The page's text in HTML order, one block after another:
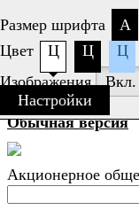
Размер шрифта А
Цвет Ц Ц
Ц
Изображения Вкл.
Настройки
63-77-26
г. Тамбов, ул. К.
fsc-tambov@mail.ru
Обычная версия
Акционерное